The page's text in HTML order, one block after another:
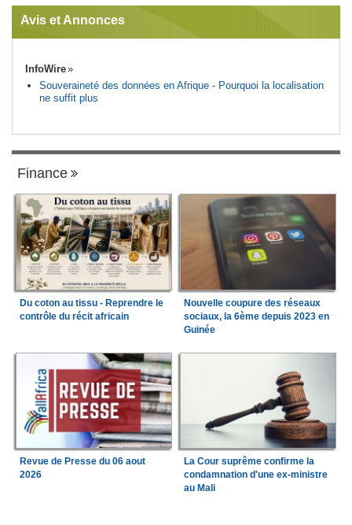
Avis et Annonces
InfoWire
Souveraineté des données en Afrique - Pourquoi la localisation
ne suffit plus
Finance
Du coton au tissu - Reprendre le
contrôle du récit africain
Nouvelle coupure des réseaux
sociaux, la 6ème depuis 2023 en
Guinée
Revue de Presse du 06 aout
2026
La Cour suprême confirme la
condamnation d'une ex-ministre
au Mali